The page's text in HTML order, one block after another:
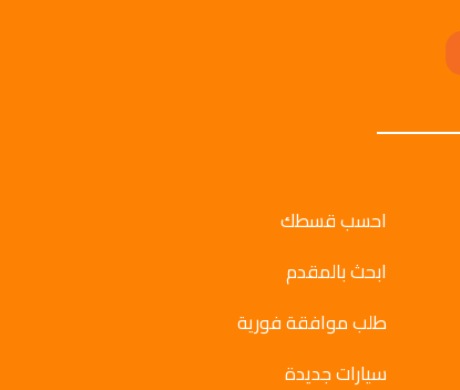
احسب قسطك
ابحث بالمقدم
طلب موافقة فورية
سيارات جديدة